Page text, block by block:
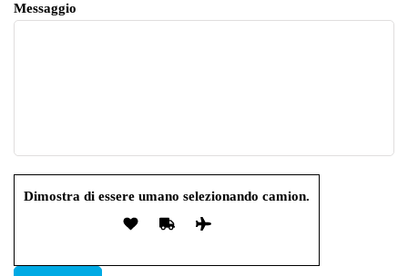
Messaggio
Dimostra di essere umano selezionando camion.